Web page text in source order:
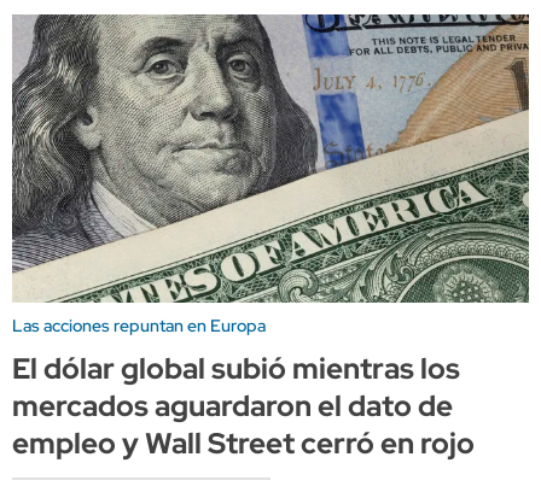
Las acciones repuntan en Europa
El dólar global subió mientras los
mercados aguardaron el dato de
empleo y Wall Street cerró en rojo